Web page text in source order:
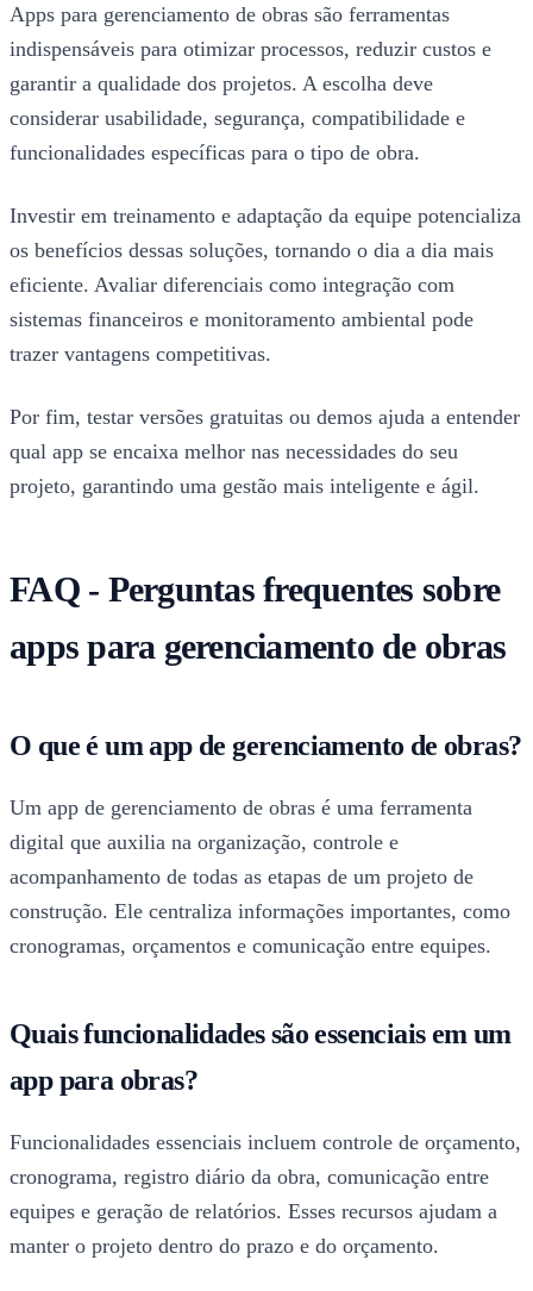
Apps para gerenciamento de obras são ferramentas
indispensáveis para otimizar processos, reduzir custos e
garantir a qualidade dos projetos. A escolha deve
considerar usabilidade, segurança, compatibilidade e
funcionalidades específicas para o tipo de obra.
Investir em treinamento e adaptação da equipe potencializa
os benefícios dessas soluções, tornando o dia a dia mais
eficiente. Avaliar diferenciais como integração com
sistemas financeiros e monitoramento ambiental pode
trazer vantagens competitivas.
Por fim, testar versões gratuitas ou demos ajuda a entender
qual app se encaixa melhor nas necessidades do seu
projeto, garantindo uma gestão mais inteligente e ágil.
FAQ - Perguntas frequentes sobre
apps para gerenciamento de obras
O que é um app de gerenciamento de obras?
Um app de gerenciamento de obras é uma ferramenta
digital que auxilia na organização, controle e
acompanhamento de todas as etapas de um projeto de
construção. Ele centraliza informações importantes, como
cronogramas, orçamentos e comunicação entre equipes.
Quais funcionalidades são essenciais em um
app para obras?
Funcionalidades essenciais incluem controle de orçamento,
cronograma, registro diário da obra, comunicação entre
equipes e geração de relatórios. Esses recursos ajudam a
manter o projeto dentro do prazo e do orçamento.